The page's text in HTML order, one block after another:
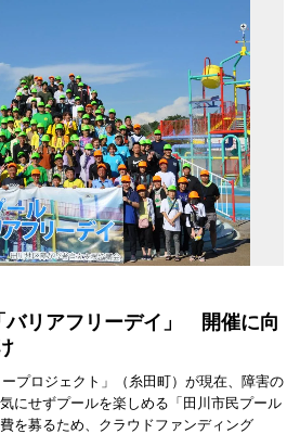
バリアフリーデイ」 開催に向
プロジェクト」（糸田町）が現在、障害の
にせずプールを楽しめる「田川市民プール
を募るため、クラウドファンディング